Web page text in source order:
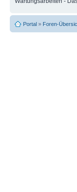
Portal » Foren-